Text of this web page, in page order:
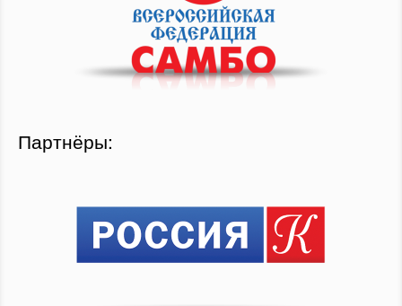
Партнёры: